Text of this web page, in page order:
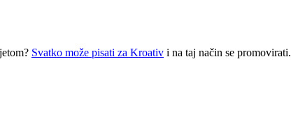
Svatko može pisati za Kroativ i na taj način se promovirati.